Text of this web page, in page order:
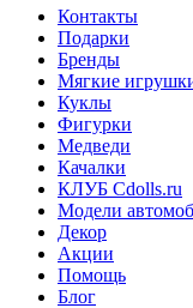
Контакты
Подарки
Бренды
Мягкие
Куклы
Фигурки
Медведи
Качалки
КЛУБ Cdolls.ru
Модели
Декор
Акции
Помощь
Блог